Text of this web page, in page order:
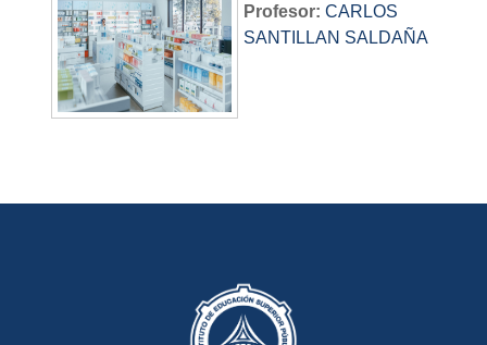
Profesor: CARLOS
SANTILLAN SALDAÑA